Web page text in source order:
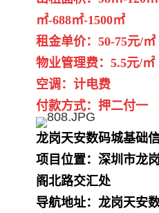
㎡-688㎡-1500㎡
租金单价：50-75元/㎡
物业管理费：5.5元/㎡
空调：计电费
付款方式：押二付一
龙岗天安数码城基础
项目位置：深圳市龙
阁北路交汇处
导航地址：龙岗天安